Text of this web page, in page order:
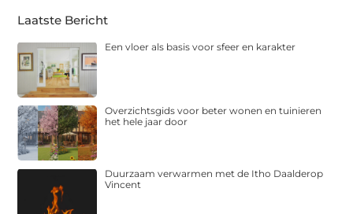
Laatste Bericht
Een vloer als basis voor sfeer en karakter
Overzichtsgids voor beter wonen en tuinieren
het hele jaar door
Duurzaam verwarmen met de Itho Daalderop
Vincent